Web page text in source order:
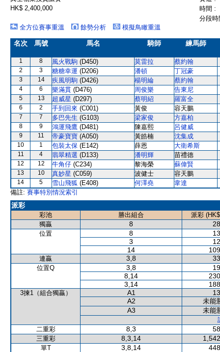
HK$ 2,400,000
時間 :
分段
全方位賽事重溫
餘勢分析 模擬鳥瞰重溫
名次 馬號 馬名 騎師 練馬師
1 8 風火戰駒 (D450) 莫雷拉 蔡約翰
2 3 糖糖幸運 (D206) 潘頓 丁冠豪
3 14 疾風明駒 (D426) 楊明綸 蔡約翰
4 6 樂滿貫 (D476) 周俊樂 告東尼
5 13 超威星 (D297) 蔡明紹 羅富全
6 2 手到回來 (C001) 黃俊 容天鵬
7 7 多巴先生 (G103) 梁家俊 方嘉柏
8 9 鴻運飛鷹 (D481) 陳嘉熙 呂健威
9 11 帝豪寶寶 (A050) 黃皓楠 沈集成
10 1 包裝太保 (E142) 薛恩 大衛希斯
11 4 翡翠精選 (D133) 潘明輝 苗禮德
12 12 牛角仔 (C234) 黎海榮 蘇偉賢
13 10 真妙星 (C059) 波健士 容天鵬
14 5 雪山飛狐 (E408) 何澤堯
韋達
備註: 賽事特別情況索引
派彩
彩池 勝出組合
派彩
獨贏
8
位置 8
3
14
連贏 3,8
位置Q 3,8
8,14
3,14
3揀1（組合獨贏） A1
A2
未能
A3
未能
二重彩
8,3
三重彩 8,3,14
單T 3,8,14